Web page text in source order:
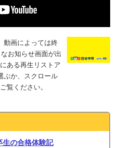
動画によっては終
お知らせ画面が出
ある再生リストア
ぶか、スクロール
覧ください。
生の合格体験記